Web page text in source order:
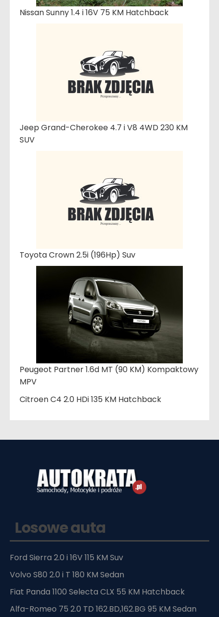
Nissan Sunny 1.4 i 16V 75 KM Hatchback
Jeep Grand-Cherokee 4.7 i V8 4WD 230 KM
SUV
Toyota Crown 2.5i (196Hp) Suv
Peugeot Partner 1.6d MT (90 KM) Kompaktowy
MPV
Citroen C4 2.0 HDi 135 KM Hatchback
Losowe auta
Ford Sierra 2.0 i 16V 115 KM Suv
Volvo S80 2.0 i T 180 KM Sedan
Fiat Panda 1100 Selecta CLX 55 KM Hatchback
Alfa-Romeo 75 2.0 TD 162.BD,162.BG 95 KM Sedan